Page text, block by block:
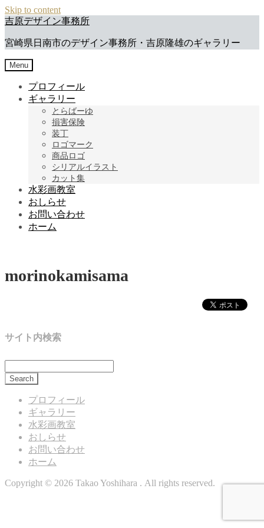
Skip to content
吉原デザイン事務所
宮崎県日南市のデザイン事務所・吉原隆雄のギャラリー
Menu
プロフィール
ギャラリー
とらばーゆ
損害保険
装丁
ロゴマーク
商品ロゴ
シリアルイラスト
カット集
水彩画教室
おしらせ
お問い合わせ
ホーム
morinokamisama
サイト内検索
プロフィール
ギャラリー
水彩画教室
おしらせ
お問い合わせ
ホーム
Copyright © 2026 Takao Yoshihara . All rights reserved.